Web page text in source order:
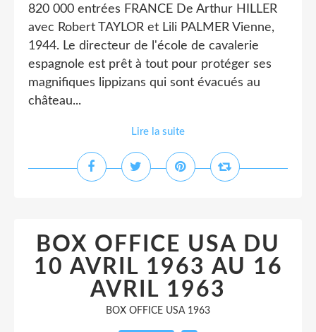
820 000 entrées FRANCE De Arthur HILLER
avec Robert TAYLOR et Lili PALMER Vienne,
1944. Le directeur de l'école de cavalerie
espagnole est prêt à tout pour protéger ses
magnifiques lippizans qui sont évacués au
château...
Lire la suite
BOX OFFICE USA DU
10 AVRIL 1963 AU 16
AVRIL 1963
BOX OFFICE USA 1963